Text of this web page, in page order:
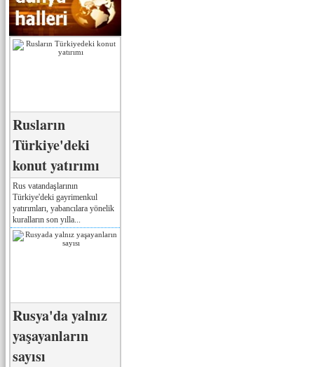
Rusların
Türkiye'deki
konut yatırımı
Rus vatandaşlarının
Türkiye'deki gayrimenkul
yatırımları, yabancılara yönelik
kuralların son yılla...
Rusya'da yalnız
yaşayanların
sayısı